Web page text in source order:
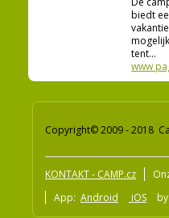
biedt
tent...
www
Copyright© 2009 - 2018
KONTAKT - CAMP.cz
App: Android iOS by